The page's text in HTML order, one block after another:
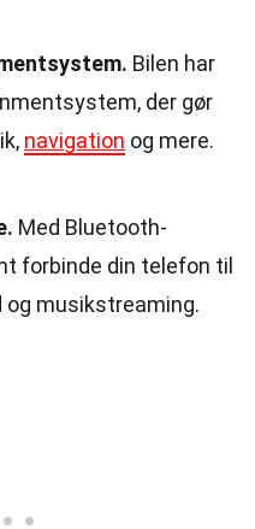
Bilen har
der gør
navigation og mere.
Med Bluetooth-
forbinde din telefon til
og musikstreaming.